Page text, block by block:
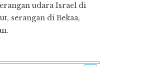
udara Israel di
serangan di Bekaa,